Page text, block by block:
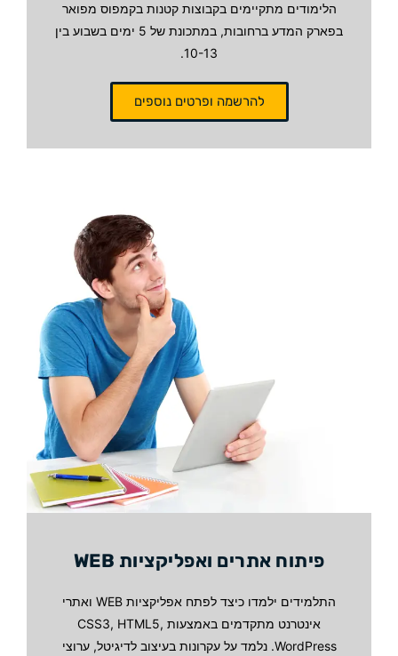
הלימודים מתקיימים בקבוצות קטנות בקמפוס מפואר
בפארק המדע ברחובות, במתכונת של 5 ימים בשבוע בין
10-13.
להרשמה ופרטים נוספים
פיתוח אתרים ואפליקציות WEB
התלמידים ילמדו כיצד לפתח אפליקציות WEB ואתרי
אינטרנט מתקדמים באמצעות CSS3, HTML5,
WordPress. נלמד על עקרונות בעיצוב לדיגיטל, ערוצי